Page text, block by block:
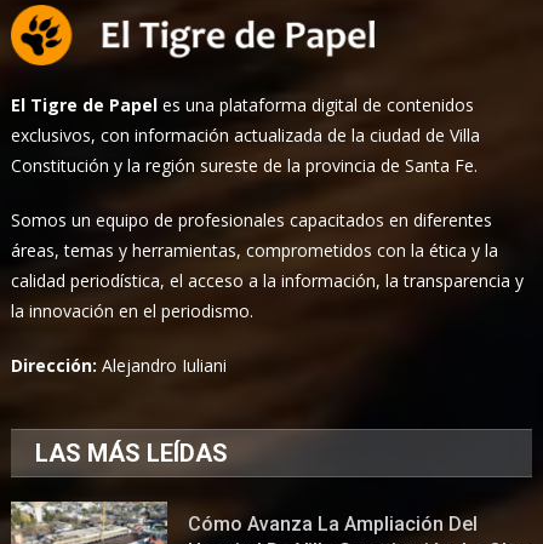
El Tigre de Papel es una plataforma digital de contenidos
exclusivos, con información actualizada de la ciudad de Villa
Constitución y la región sureste de la provincia de Santa Fe.
Somos un equipo de profesionales capacitados en diferentes
áreas, temas y herramientas, comprometidos con la ética y la
calidad periodística, el acceso a la información, la transparencia y
la innovación en el periodismo.
Dirección:Alejandro Iuliani
LAS MÁS LEÍDAS
Cómo Avanza La Ampliación Del